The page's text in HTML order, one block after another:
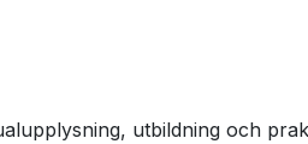
utbildning och